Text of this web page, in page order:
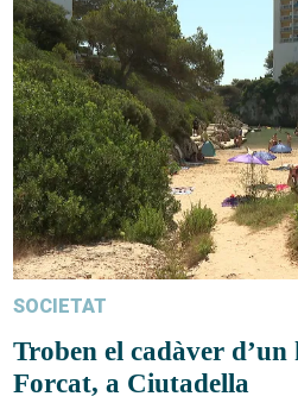
SOCIETAT
Troben el cadàver d’un
Forcat, a Ciutadella